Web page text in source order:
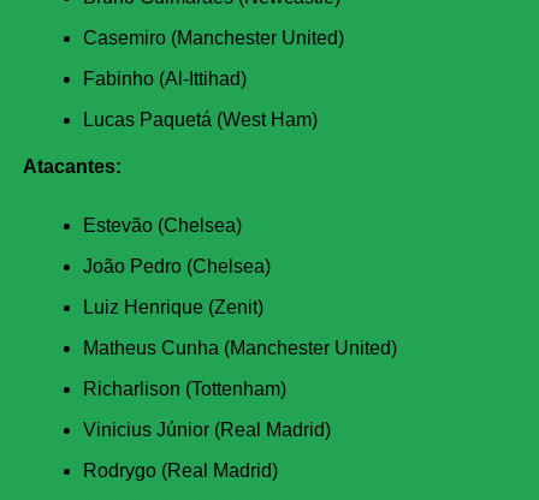
Casemiro (Manchester United)
Fabinho (Al-Ittihad)
Lucas Paquetá (West Ham)
Atacantes:
Estevão (Chelsea)
João Pedro (Chelsea)
Luiz Henrique (Zenit)
Matheus Cunha (Manchester United)
Richarlison (Tottenham)
Vinicius Júnior (Real Madrid)
Rodrygo (Real Madrid)